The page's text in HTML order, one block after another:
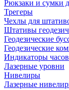
Рюкзаки и сумки
Трегеры
Чехлы для
Штативы
Геодезические
Геодезические
Индикаторы
Лазерные уровни
Нивелиры
Лазерные